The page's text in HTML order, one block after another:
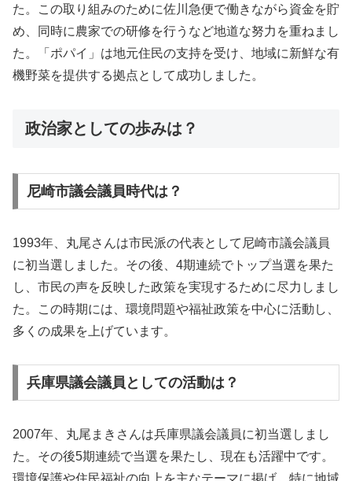
た。この取り組みのために佐川急便で働きながら資金を貯
め、同時に農家での研修を行うなど地道な努力を重ねまし
た。「ポパイ」は地元住民の支持を受け、地域に新鮮な有
機野菜を提供する拠点として成功しました。
政治家としての歩みは？
尼崎市議会議員時代は？
1993年、丸尾さんは市民派の代表として尼崎市議会議員
に初当選しました。その後、4期連続でトップ当選を果た
し、市民の声を反映した政策を実現するために尽力しまし
た。この時期には、環境問題や福祉政策を中心に活動し、
多くの成果を上げています。
兵庫県議会議員としての活動は？
2007年、丸尾まきさんは兵庫県議会議員に初当選しまし
た。その後5期連続で当選を果たし、現在も活躍中です。